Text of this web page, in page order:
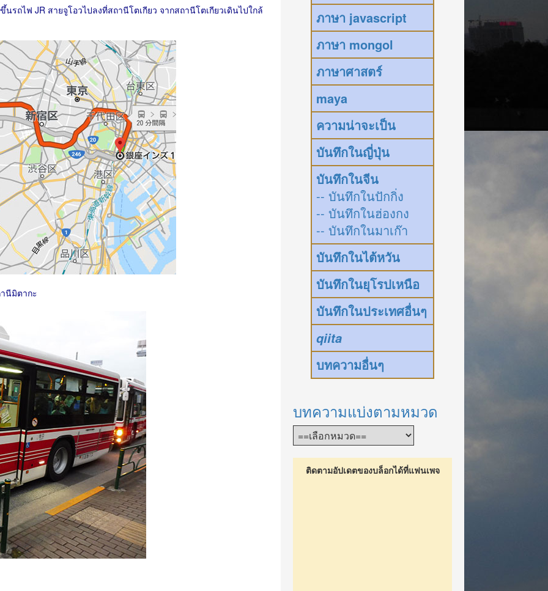
รถไฟ JR สายจูโอวไปลงที่สถานีโตเกียว จากสถานีโตเกียวเดินไปใกล้
นีมิตากะ
ภาษา javascript
ภาษา mongol
ภาษาศาสตร์
maya
ความน่าจะเป็น
บันทึกในญี่ปุ่น
บันทึกในจีน
-- บันทึกในปักกิ่ง
-- บันทึกในฮ่องกง
-- บันทึกในมาเก๊า
บันทึกในไต้หวัน
บันทึกในยุโรปเหนือ
บันทึกในประเทศอื่นๆ
qiita
บทความอื่นๆ
บทความแบ่งตามหมวด
ติดตามอัปเดตของบล็อกได้ที่แฟนเพจ